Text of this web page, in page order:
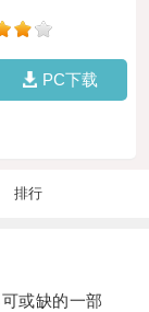
PC下载
排行
或缺的一部